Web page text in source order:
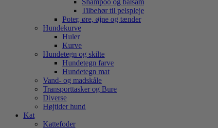
Shampoo og balsam
Tilbehør til pelspleje
Poter, øre, øjne og tænder
Hundekurve
Huler
Kurve
Hundetegn og skilte
Hundetegn farve
Hundetegn mat
Vand- og madskåle
Transporttasker og Bure
Diverse
Højtider hund
Kat
Kattefoder